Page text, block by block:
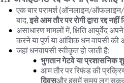
एक बार परामर्श (ऑनलाइन/
बाद, इसे आम तौर पर रोगी द्वारा रद्द
असाधारण मामलों में, क्षिति आयुर्वेद
करने या पूर्ण या आंशिक धन वापसी की
जहां धनवापसी स्वीकृत हो जाती है:
भुगतान गेटवे या प्रशासनिक
आम तौर पर रिफंड की
दिवसऔर इसमें समय लग